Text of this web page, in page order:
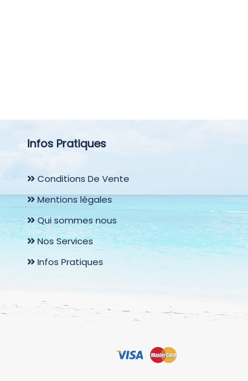
Infos Pratiques
Conditions De Vente
Mentions légales
Qui sommes nous
Nos Services
Infos Pratiques